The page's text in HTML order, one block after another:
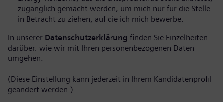
zugänglich gemacht werden, um mich nur für die Stelle
in Betracht zu ziehen, auf die ich mich bewerbe.
In unserer Datenschutzerklärung finden Sie Einzelheiten
darüber, wie wir mit Ihren personenbezogenen Daten
umgehen.
(Diese Einstellung kann jederzeit in Ihrem Kandidatenprofil
geändert werden.)